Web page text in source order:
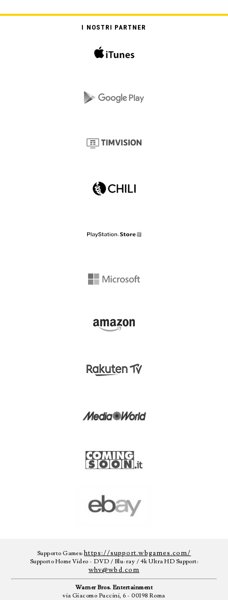
I NOSTRI PARTNER
Supporto Games:https://support.wbgames.com/
Supporto Home Video - DVD / Blu-ray / 4k Ultra HD Support:
whv@wbd.com
Warner Bros. Entertainment
via Giacomo Puccini, 6 - 00198 Roma